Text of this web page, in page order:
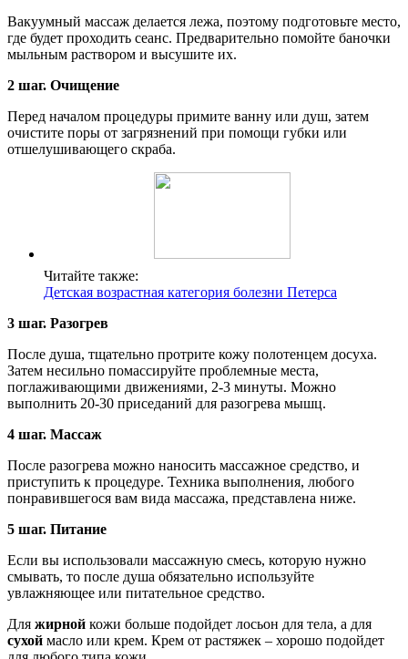
Вакуумный массаж делается лежа, поэтому подготовьте место,
где будет проходить сеанс. Предварительно помойте баночки
мыльным раствором и высушите их.
2 шаг. Очищение
Перед началом процедуры примите ванну или душ, затем
очистите поры от загрязнений при помощи губки или
отшелушивающего скраба.
Читайте также:
Детская возрастная категория болезни Петерса
3 шаг. Разогрев
После душа, тщательно протрите кожу полотенцем досуха.
Затем несильно помассируйте проблемные места,
поглаживающими движениями, 2-3 минуты. Можно
выполнить 20-30 приседаний для разогрева мышц.
4 шаг. Массаж
После разогрева можно наносить массажное средство, и
приступить к процедуре. Техника выполнения, любого
понравившегося вам вида массажа, представлена ниже.
5 шаг. Питание
Если вы использовали массажную смесь, которую нужно
смывать, то после душа обязательно используйте
увлажняющее или питательное средство.
Для жирной кожи больше подойдет лосьон для тела, а для
сухой масло или крем. Крем от растяжек – хорошо подойдет